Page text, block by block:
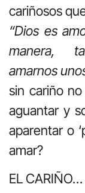
cariñosos
“Dios es
manera,
amarnos
sin cariño
aguantar y
aparentar o
amar?
EL CARIÑO…